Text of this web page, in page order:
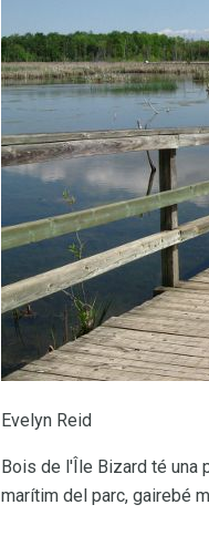
Evelyn Reid
Bois de l'Île Bizard té una
marítim del parc, gairebé